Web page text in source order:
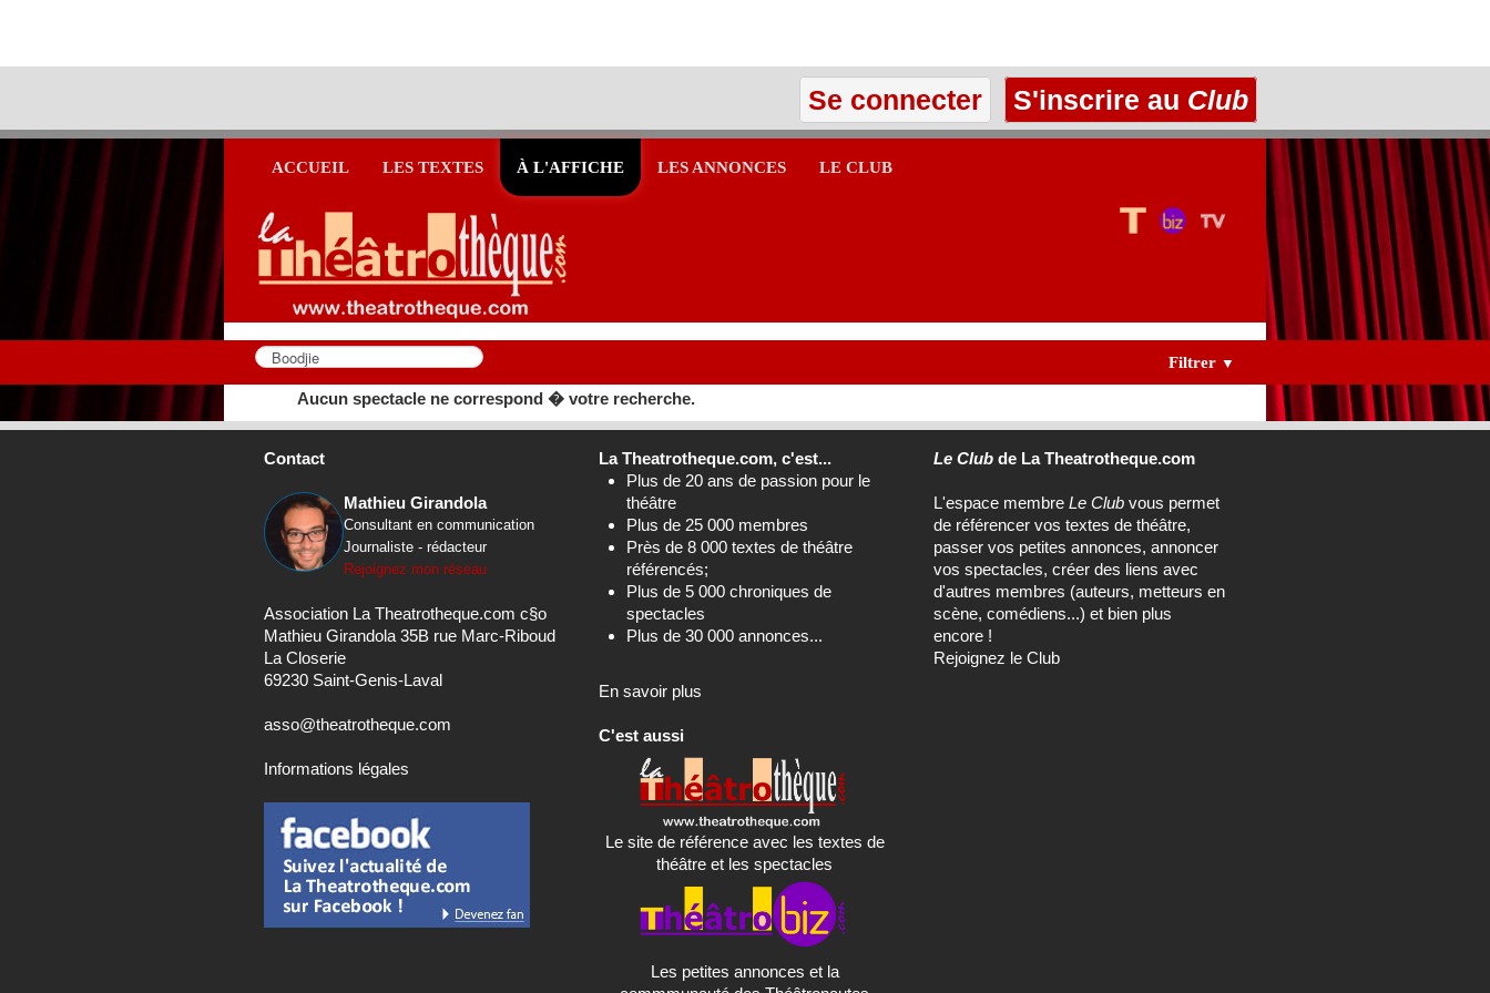
Se connecter S'inscrire au Club
ACCUEIL LES TEXTES À L'AFFICHE LES ANNONCES LE CLUB
Filtrer ▼
Aucun spectacle ne correspond � votre recherche.
Contact
Mathieu Girandola
Consultant en communication
Journaliste - rédacteur
Rejoignez mon réseau
Association La Theatrotheque.com c§o
Mathieu Girandola 35B rue Marc-Riboud
La Closerie
69230 Saint-Genis-Laval
asso@theatrotheque.com
Informations légales
La Theatrotheque.com, c'est...
Plus de 20 ans de passion pour le
théâtre
Plus de 25 000 membres
Près de 8 000 textes de théâtre
référencés;
Plus de 5 000 chroniques de
spectacles
Plus de 30 000 annonces...
En savoir plus
C'est aussi
Le site de référence avec les textes de
théâtre et les spectacles
Les petites annonces et la
Le Club de La Theatrotheque.com
L'espace membreLe Club vous permet
de référencer vos textes de théâtre,
passer vos petites annonces, annoncer
vos spectacles, créer des liens avec
d'autres membres (auteurs, metteurs en
scène, comédiens...) et bien plus
encore !
Rejoignez le Club